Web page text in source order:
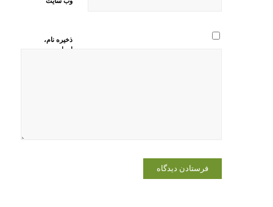
ذخیره نام،
ایمیل و